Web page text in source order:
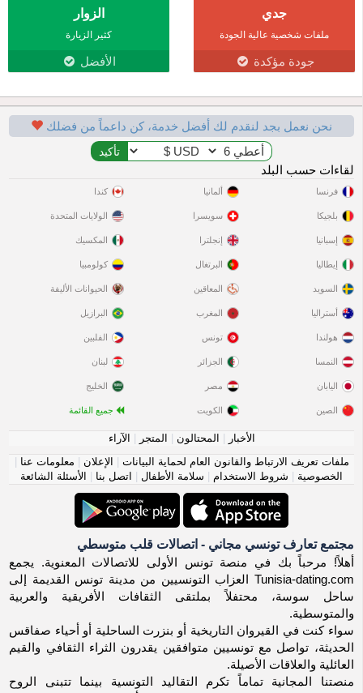
جدي
ملفات شخصية عالية الجودة
جودة مؤكدة
الزوار
كثير الزيارة
الأفضل
نحن نعمل بجد لنقدم لك أفضل خدمة، كن داعماً من فضلك
لقاءات حسب البلد
فرنسا
بلجيكا
إسبانيا
إيطاليا
السويد
ألمانيا
سويسرا
إنجلترا
البرتغال
المعاقين
كندا
الولايات المتحدة
المكسيك
كولومبيا
الحيوانات الأليفة
أستراليا
هولندا
النمسا
اليابان
الصين
المغرب
تونس
الجزائر
مصر
الكويت
البرازيل
الفلبين
لبنان
الخليج
جميع القائمة
الأخبار المحتالون المتجر
الآراء
ملفات تعريف الارتباط والقانون العام لحماية البيانات
الإعلان معلومات عنا
الخصوصية
شروط الاستخدام سلامة الأطفال اتصل بنا الأسئلة الشائعة
مجتمع تعارف تونسي مجاني - اتصالات قلب متوسطي
أهلاً! مرحباً بك في منصة تونس الأولى للاتصالات المعنوية. يجمع
Tunisia-dating.com العزاب التونسيين من مدينة تونس القديمة إلى
ساحل سوسة، محتفلاً بملتقى الثقافات الأفريقية والعربية
والمتوسطية.
سواء كنت في القيروان التاريخية أو بنزرت الساحلية أو أحياء صفاقس
الحديثة، تواصل مع تونسيين متوافقين يقدرون الثراء الثقافي والقيم
العائلية والعلاقات الأصيلة.
منصتنا المجانية تماماً تكرم التقاليد التونسية بينما تتبنى الروح